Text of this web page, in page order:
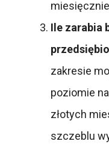
Ile zarabia
zakresie
poziomie
złotych
szczeblu